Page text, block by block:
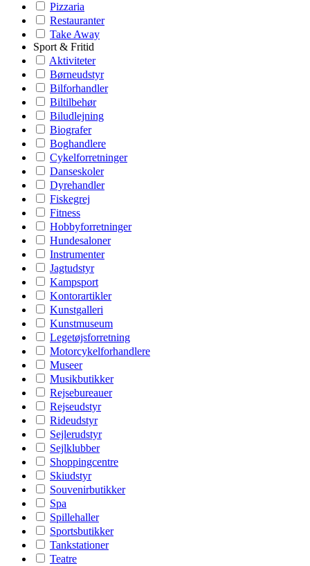
Pizzaria
Restauranter
Take Away
Sport & Fritid
Aktiviteter
Børneudstyr
Bilforhandler
Biltilbehør
Biludlejning
Biografer
Boghandlere
Cykelforretninger
Danseskoler
Dyrehandler
Fiskegrej
Fitness
Hobbyforretninger
Hundesaloner
Instrumenter
Jagtudstyr
Kampsport
Kontorartikler
Kunstgalleri
Kunstmuseum
Legetøjsforretning
Motorcykelforhandlere
Museer
Musikbutikker
Rejsebureauer
Rejseudstyr
Rideudstyr
Sejlerudstyr
Sejlklubber
Shoppingcentre
Skiudstyr
Souvenirbutikker
Spa
Spillehaller
Sportsbutikker
Tankstationer
Teatre